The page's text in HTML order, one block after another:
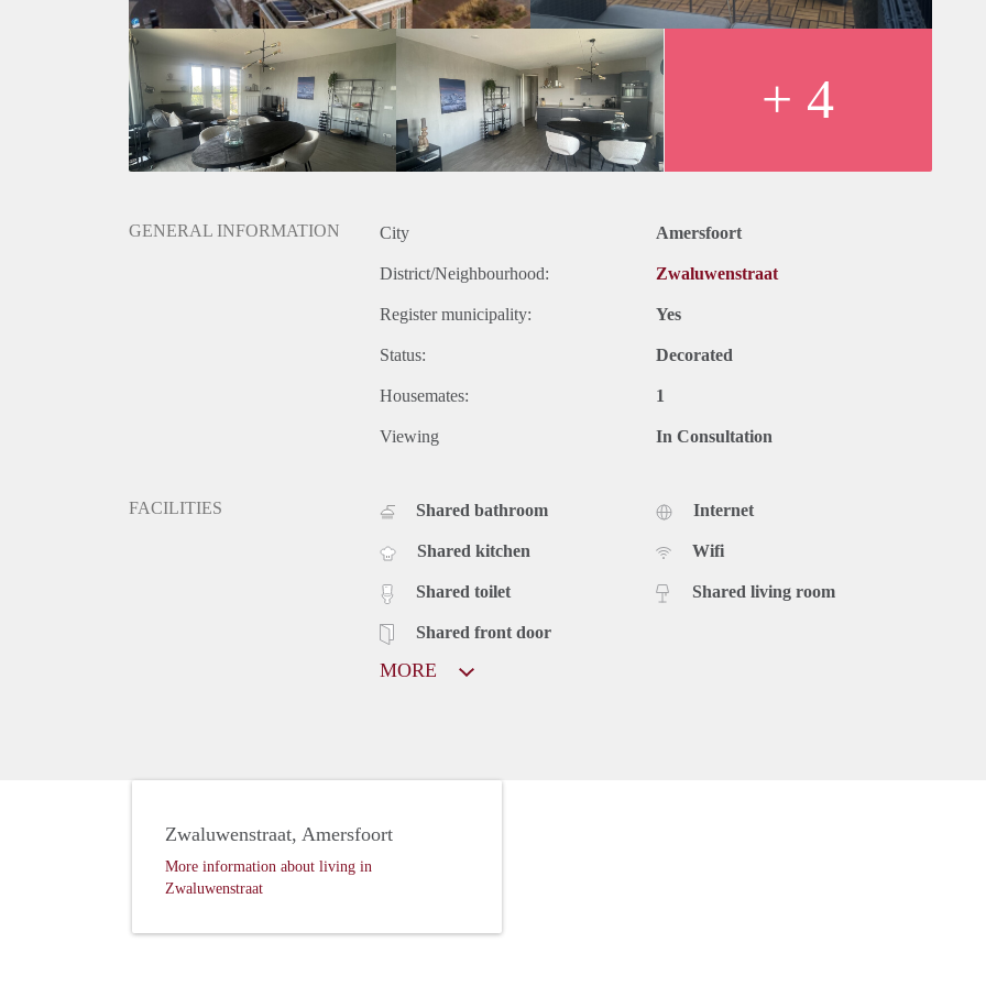
+ 4
GENERAL INFORMATION City Amersfoort
District/Neighbourhood: Zwaluwenstraat
Register municipality: Yes
Status: Decorated
Housemates: 1
Viewing In Consultation
FACILITIES Shared bathroom
Shared kitchen
Shared toilet
Shared front door
Internet
Wifi
Shared living room
MORE
Zwaluwenstraat, Amersfoort
More information about living in
Zwaluwenstraat